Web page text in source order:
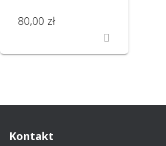
80,00 zł
Kontakt